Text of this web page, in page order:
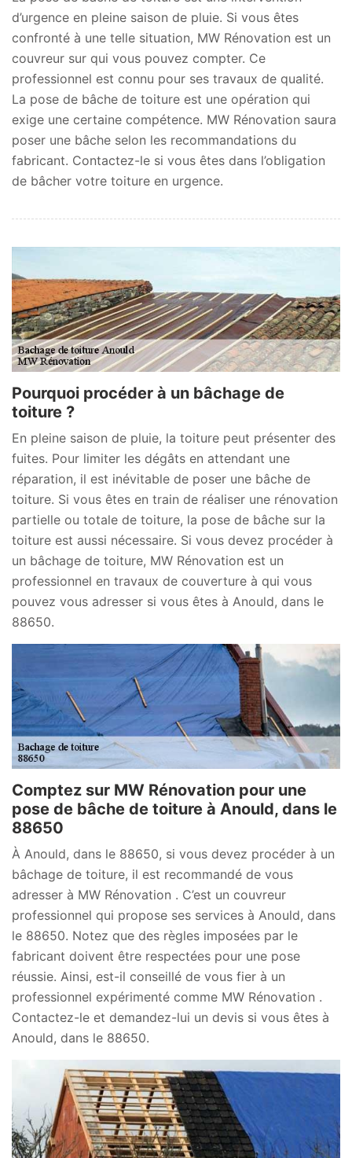
d’urgence en pleine saison de pluie. Si vous êtes
confronté à une telle situation, MW Rénovation est un
couvreur sur qui vous pouvez compter. Ce
professionnel est connu pour ses travaux de qualité.
La pose de bâche de toiture est une opération qui
exige une certaine compétence. MW Rénovation saura
poser une bâche selon les recommandations du
fabricant. Contactez-le si vous êtes dans l’obligation
de bâcher votre toiture en urgence.
Pourquoi procéder à un bâchage de
toiture ?
En pleine saison de pluie, la toiture peut présenter des
fuites. Pour limiter les dégâts en attendant une
réparation, il est inévitable de poser une bâche de
toiture. Si vous êtes en train de réaliser une rénovation
partielle ou totale de toiture, la pose de bâche sur la
toiture est aussi nécessaire. Si vous devez procéder à
un bâchage de toiture, MW Rénovation est un
professionnel en travaux de couverture à qui vous
pouvez vous adresser si vous êtes à Anould, dans le
88650.
Comptez sur MW Rénovation pour une
pose de bâche de toiture à Anould, dans le
88650
À Anould, dans le 88650, si vous devez procéder à un
bâchage de toiture, il est recommandé de vous
adresser à MW Rénovation . C’est un couvreur
professionnel qui propose ses services à Anould, dans
le 88650. Notez que des règles imposées par le
fabricant doivent être respectées pour une pose
réussie. Ainsi, est-il conseillé de vous fier à un
professionnel expérimenté comme MW Rénovation .
Contactez-le et demandez-lui un devis si vous êtes à
Anould, dans le 88650.